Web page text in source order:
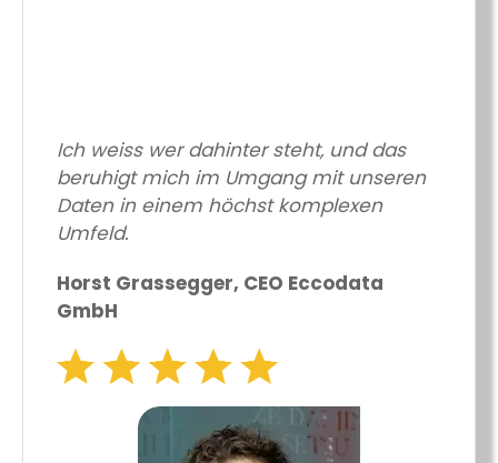
Ich weiss wer dahinter steht, und das
beruhigt mich im Umgang mit unseren
Daten in einem höchst komplexen
Umfeld.
Horst Grassegger, CEO Eccodata
GmbH